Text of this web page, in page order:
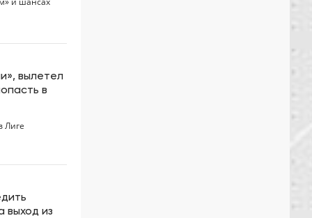
вылетел
в
Лиге
выход из